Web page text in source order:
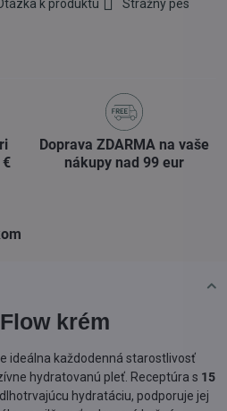
k produktu
Strážny pes
€
Doprava ZDARMA na vaše
nákupy nad 99 eur
krém
ideálna každodenná starostlivosť
hydratovanú pleť. Receptúra s 15
hydratáciu, podporuje jej